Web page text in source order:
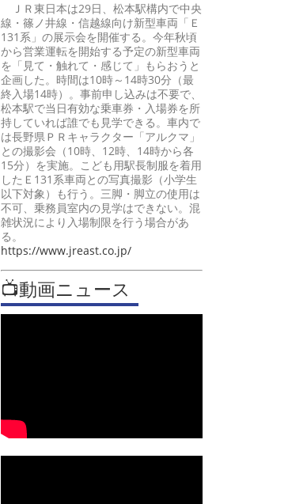
ＪＲ東日本は29日、松本駅構内で中央
線・篠ノ井線・信越線向け新型車両「Ｅ
131系」の展示会を開催する。今年秋頃
から営業運転を開始する予定の新型車両
を「見て・触れて・感じて」もらおうと
企画した。時間は10時～14時30分（最
終入場14時）。事前申し込みは不要で、
松本駅で当日有効な乗車券・入場券を所
持していれば誰でも見学できる。車内で
は長野県ＰＲキャラクター「アルクマ」
との撮影会（10時、12時、14時から各
15分）を実施。こども用駅長制服を着用
したＥ131系車両との写真撮影（小学生
以下対象）も行う。三脚・脚立の使用は
不可、乗務員室内の見学はできない。混
雑状況により入場制限を行う場合があ
る。
https://www.jreast.co.jp/
📺動画ニュース